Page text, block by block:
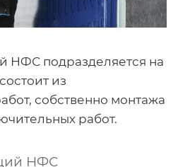
НФС подразделяется на
из
собственно монтажа
работ.
НФС